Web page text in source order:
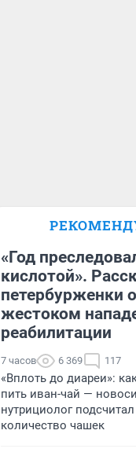
«Год
кислотой».
петербурженки о
жестоком
реабилитации
7 часов 6 369 117
«Вплоть до диареи»:
пить иван-чай —
нутрициолог
количество чашек